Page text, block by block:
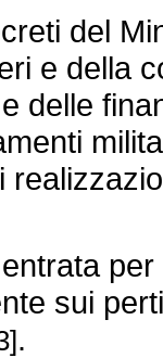
del
e della
delle
per
sui
.